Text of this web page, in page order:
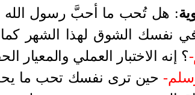
: هل تُحب ما أحبَّ رسول الله
نفسك الشوق لهذا الشهر
؟ إنه الاختبار العملي والمعيار
حين ترى نفسك تحب ما